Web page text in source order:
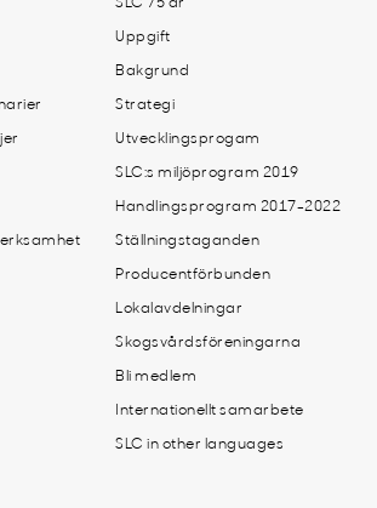
SLC 75 år
Uppgift
Bakgrund
Strategi
Utvecklingsprogam
SLC:s miljöprogram 2019
Handlingsprogram 2017-2022
Ställningstaganden
Producentförbunden
Lokalavdelningar
Skogsvårdsföreningarna
Bli medlem
Internationellt samarbete
SLC in other languages